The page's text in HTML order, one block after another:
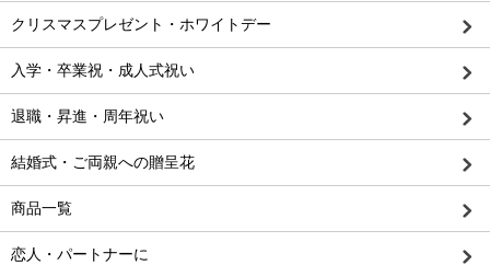
クリスマスプレゼント・ホワイトデー
入学・卒業祝・成人式祝い
退職・昇進・周年祝い
結婚式・ご両親への贈呈花
商品一覧
恋人・パートナーに